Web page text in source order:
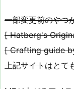
一部変更前のやつ
[ Hatberg's
[ Crafting guide
上記サイトはとて